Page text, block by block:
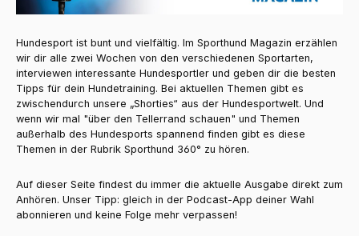
Hundesport ist bunt und vielfältig. Im Sporthund Magazin erzählen
wir dir alle zwei Wochen von den verschiedenen Sportarten,
interviewen interessante Hundesportler und geben dir die besten
Tipps für dein Hundetraining. Bei aktuellen Themen gibt es
zwischendurch unsere „Shorties“ aus der Hundesportwelt. Und
wenn wir mal "über den Tellerrand schauen" und Themen
außerhalb des Hundesports spannend finden gibt es diese
Themen in der Rubrik Sporthund 360° zu hören.
Auf dieser Seite findest du immer die aktuelle Ausgabe direkt zum
Anhören. Unser Tipp: gleich in der Podcast-App deiner Wahl
abonnieren und keine Folge mehr verpassen!